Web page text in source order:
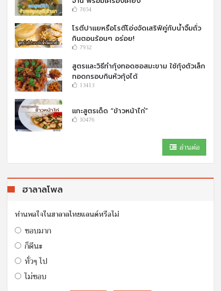
7654
โรตีปาแยหรือโรตีโอ่งจัดเสริฟ์คู่กับนํ้าจิ้มถั่ว
กินตอนร้อนๆ อร่อย!
7932
สูตรและวิธีทำกุ้งทอดซอสมะขาม ใช้กุ้งตัวเล็ก
ทอดกรอบกินหัวกุ้งได้
13413
แกะสูตรเด็ด “ข้าวหน้าไก่”
10476
อ่านต่อ
ฮาลาลโพล
ท่านพอใจในฮาลาลไทยแลนด์หรือไม่
ชอบมาก
ก็ดีนะ
ทั่วๆ ไป
ไม่ชอบ